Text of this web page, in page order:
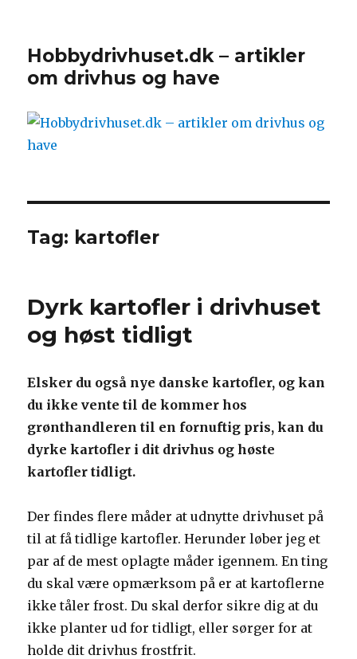
Hobbydrivhuset.dk – artikler
om drivhus og have
Tag: kartofler
Dyrk kartofler i drivhuset
og høst tidligt
Elsker du også nye danske kartofler, og kan
du ikke vente til de kommer hos
grønthandleren til en fornuftig pris, kan du
dyrke kartofler i dit drivhus og høste
kartofler tidligt.
Der findes flere måder at udnytte drivhuset på
til at få tidlige kartofler. Herunder løber jeg et
par af de mest oplagte måder igennem. En ting
du skal være opmærksom på er at kartoflerne
ikke tåler frost. Du skal derfor sikre dig at du
ikke planter ud for tidligt, eller sørger for at
holde dit drivhus frostfrit.